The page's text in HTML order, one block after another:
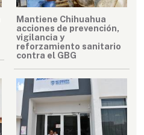
Mantiene Chihuahua
acciones de prevención,
vigilancia y
reforzamiento sanitario
contra el GBG